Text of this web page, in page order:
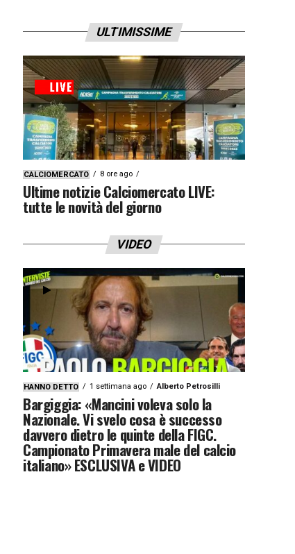
ULTIMISSIME
CALCIOMERCATO 8 ore ago
Ultime notizie Calciomercato LIVE:
tutte le novità del giorno
VIDEO
HANNO DETTO 1 settimana ago Alberto Petrosilli
Bargiggia: «Mancini voleva solo la
Nazionale. Vi svelo cosa è successo
davvero dietro le quinte della FIGC.
Campionato Primavera male del calcio
italiano» ESCLUSIVA e VIDEO